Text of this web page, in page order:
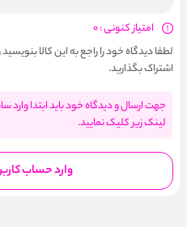
امتیاز کنونی : 0
لطفا دیدگاه خود را راجع به این کالا بنویسید
اشتراک بگذارید.
جهت ارسال و دیدگاه خود باید ابتدا
لینک زیر کلیک نمایید.
وارد حساب